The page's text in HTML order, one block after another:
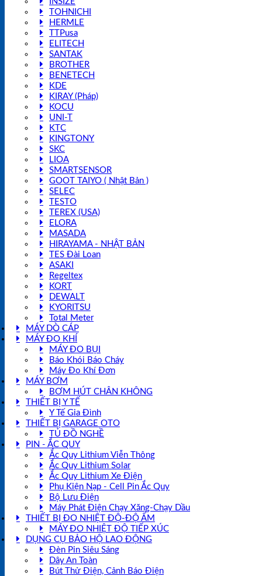
TOHNICHI
HERMLE
TTPusa
ELITECH
SANTAK
BROTHER
BENETECH
KDE
KIRAY (Pháp)
KOCU
UNI-T
KTC
KINGTONY
SKC
LIOA
SMARTSENSOR
GOOT TAIYO ( Nhật Bản )
SELEC
TESTO
TEREX (USA)
ELORA
MASADA
HIRAYAMA - NHẬT BẢN
TES Đài Loan
ASAKI
Regeltex
KORT
DEWALT
KYORITSU
Total Meter
MÁY DÒ CÁP
MÁY ĐO KHÍ
MÁY ĐO BỤI
Báo Khói Báo Cháy
Máy Đo Khí Đơn
MÁY BƠM
BƠM HÚT CHÂN KHÔNG
THIẾT BỊ Y TẾ
Y Tế Gia Đình
THIẾT BỊ GARAGE OTO
TỦ ĐỒ NGHỀ
PIN - ẮC QUY
Ắc Quy Lithium Viễn Thông
Ắc Quy Lithium Solar
Ắc Quy Lithium Xe Điện
Phụ Kiện Nạp - Cell Pin Ắc Quy
Bộ Lưu Điện
Máy Phát Điện Chạy Xăng-Chạy Dầu
THIẾT BỊ ĐO NHIỆT ĐỘ-ĐỘ ẨM
MÁY ĐO NHIỆT ĐỘ TIẾP XÚC
DỤNG CỤ BẢO HỘ LAO ĐỘNG
Đèn Pin Siêu Sáng
Dây An Toàn
Bút Thử Điện, Cảnh Báo Điện